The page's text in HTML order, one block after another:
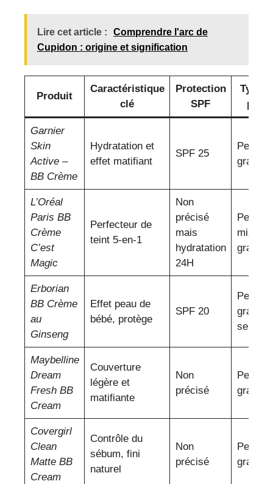
Lire cet article :
Comprendre l'arc de
Cupidon : origine et signification
Produit
Caractéristique
clé
Protection
SPF
Type
peau
Garnier
Skin
Active –
BB Crème
Hydratation et
effet matifiant
SPF 25
Peaux
grasses
L’Oréal
Paris BB
Crème
C’est
Magic
Perfecteur de
teint 5-en-1
Non
précisé
mais
hydratation
24H
Peaux
mixtes
grasses
Erborian
BB Crème
au
Ginseng
Effet peau de
bébé, protège
SPF 20
Peaux
grasses
Maybelline
Dream
Fresh BB
Cream
Couverture
légère et
matifiante
Non
précisé
Peaux
grasses
Covergirl
Clean
Matte BB
Cream
Contrôle du
sébum, fini
naturel
Non
précisé
Peaux
grasses